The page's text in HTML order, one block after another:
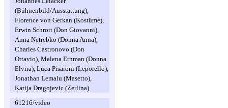
(Bühnenbild/Ausstattung),
Florence von Gerkan (Kostüme),
Erwin Schrott (Don Giovanni),
Anna Netrebko (Donna Anna),
Charles Castronovo (Don
Ottavio), Malena Ernman (Donna
Elvira), Luca Pisaroni (Leporello),
Jonathan Lemalu (Masetto),
Katija Dragojevic (Zerlina)
61216/video